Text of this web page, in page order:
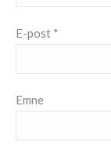
E-post *
Emne